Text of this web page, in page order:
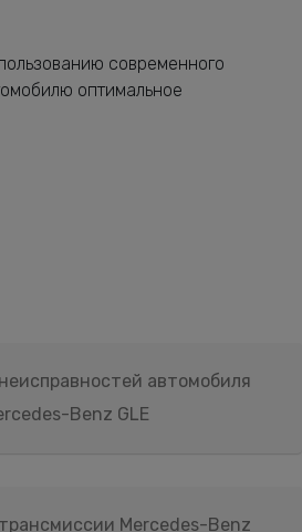
современного
оптимальное
автомобиля
Benz GLE
Mercedes-Benz